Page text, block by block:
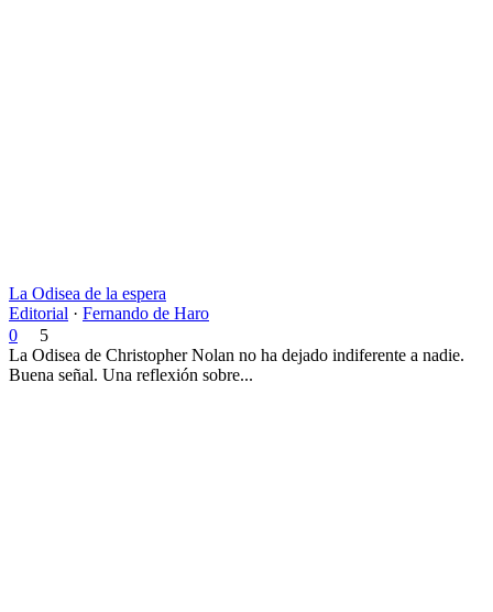
La Odisea de la espera
Editorial · Fernando de Haro
0
5
La Odisea de Christopher Nolan no ha dejado indiferente a nadie.
Buena señal. Una reflexión sobre...